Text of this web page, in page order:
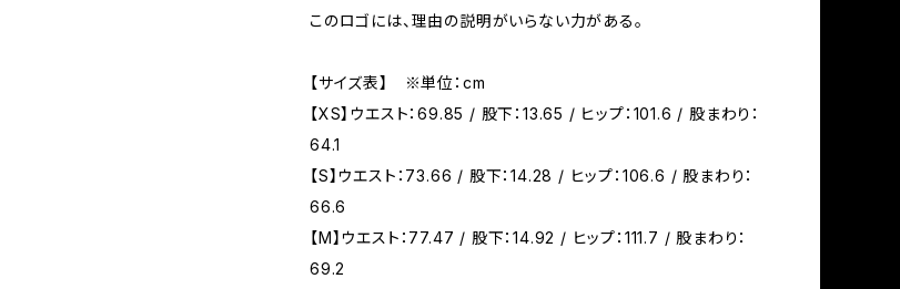
このロゴには、理由の説明がいらない力がある。
【サイズ表】 ※単位：cm
【XS】ウエスト：69.85 / 股下：13.65 / ヒップ：101.6 / 股まわり：
64.1
【S】ウエスト：73.66 / 股下：14.28 / ヒップ：106.6 / 股まわり：
66.6
【M】ウエスト：77.47 / 股下：14.92 / ヒップ：111.7 / 股まわり：
69.2